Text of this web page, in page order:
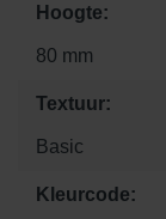
Hoogte:
80 mm
Textuur:
Basic
Kleurcode: